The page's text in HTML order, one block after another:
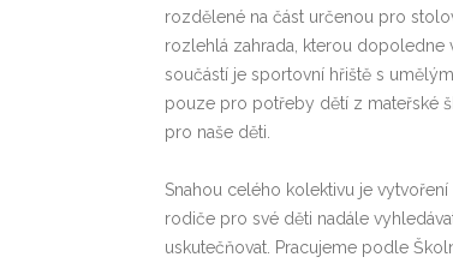
rozdělené na část určenou pro
rozlehlá zahrada, kterou dopoledne
součástí je sportovní hřiště s
pouze pro potřeby dětí z mateřské
pro naše děti.
Snahou celého kolektivu je
rodiče pro své děti nadále
uskutečňovat. Pracujeme podle